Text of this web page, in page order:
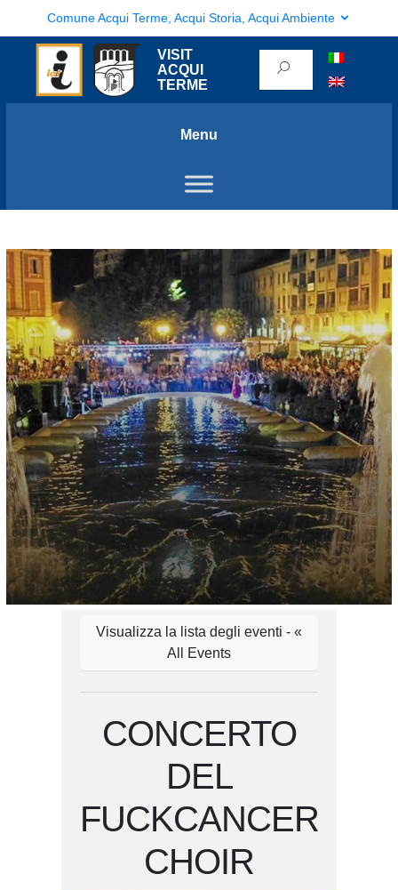
Comune Acqui Terme, Acqui Storia, Acqui Ambiente
VISIT
ACQUI
TERME
Menu
Visualizza la lista degli eventi - «
All Events
CONCERTO
DEL
FUCKCANCER
CHOIR